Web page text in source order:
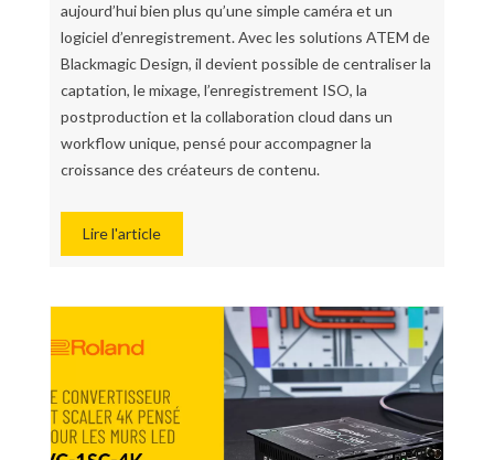
aujourd’hui bien plus qu’une simple caméra et un
logiciel d’enregistrement. Avec les solutions ATEM de
Blackmagic Design, il devient possible de centraliser la
captation, le mixage, l’enregistrement ISO, la
postproduction et la collaboration cloud dans un
workflow unique, pensé pour accompagner la
croissance des créateurs de contenu.
Lire l'article